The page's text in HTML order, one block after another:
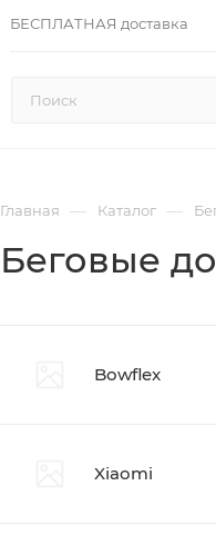
БЕСПЛАТНАЯ доставка
Главная — Каталог —
Беговые
Bowflex
Xiaomi